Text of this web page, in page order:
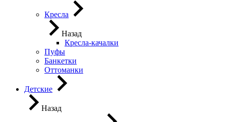
Кресла
Назад
Кресла-качалки
Пуфы
Банкетки
Оттоманки
Детские
Назад